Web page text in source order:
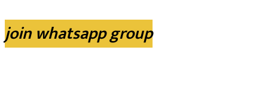
join whatsapp group